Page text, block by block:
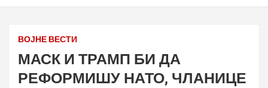
ВОЈНЕ ВЕСТИ
МАСК И ТРАМП БИ ДА
РЕФОРМИШУ НАТО, ЧЛАНИЦЕ